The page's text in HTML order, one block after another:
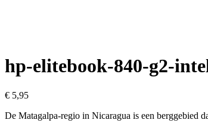
hp-elitebook-840-g2-
€ 5,95
De Matagalpa-regio in Nicaragua is een berggebied